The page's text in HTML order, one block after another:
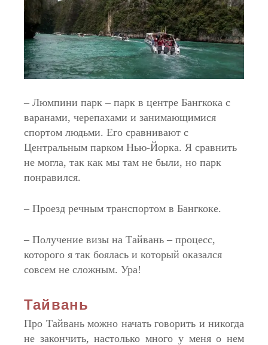
– Люмпини парк – парк в центре Бангкока с
варанами, черепахами и занимающимися
спортом людьми. Его сравнивают с
Центральным парком Нью-Йорка. Я сравнить
не могла, так как мы там не были, но парк
понравился.
– Проезд речным транспортом в Бангкоке.
– Получение визы на Тайвань – процесс,
которого я так боялась и который оказался
совсем не сложным. Ура!
Тайвань
Про Тайвань можно начать говорить и никогда
не закончить, настолько много у меня о нем